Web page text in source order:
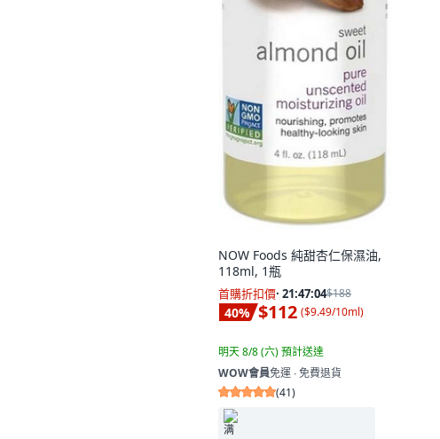
NOW Foods 純甜杏仁保濕油,
118ml, 1瓶
首購折扣價· 21:47:02$188
40% $112 ($9.49/10ml)
明天 8/8 (六)預計送達
WOW會員免運 ∙ 免費退貨
(41)